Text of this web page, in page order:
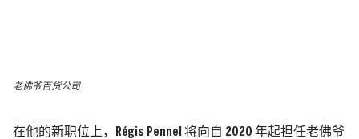
老佛爷百货公司
在他的新职位上，Régis Pennel 将向自 2020 年起担任老佛爷